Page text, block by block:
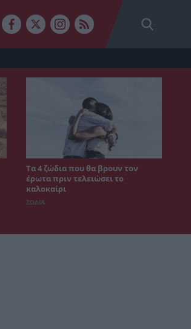
Τα 4 ζώδια που θα βρουν τον
έρωτα πριν τελειώσει το
καλοκαίρι
ΖΩΔΙΑ